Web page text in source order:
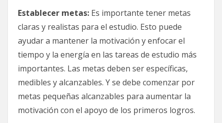
Establecer metas: Es importante tener metas
claras y realistas para el estudio. Esto puede
ayudar a mantener la motivación y enfocar el
tiempo y la energía en las tareas de estudio más
importantes. Las metas deben ser específicas,
medibles y alcanzables. Y se debe comenzar por
metas pequeñas alcanzables para aumentar la
motivación con el apoyo de los primeros logros.